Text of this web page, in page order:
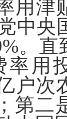
用
中央
。
用
户
第二